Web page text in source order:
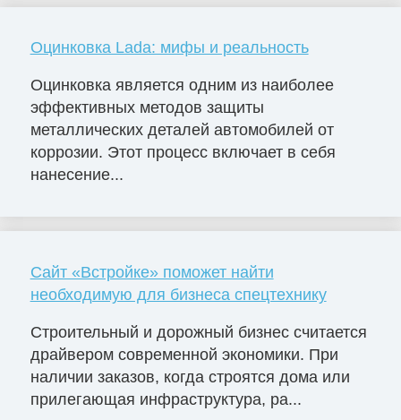
Оцинковка Lada: мифы и реальность
Оцинковка является одним из наиболее
эффективных методов защиты
металлических деталей автомобилей от
коррозии. Этот процесс включает в себя
нанесение...
Сайт «Встройке» поможет найти
необходимую для бизнеса спецтехнику
Строительный и дорожный бизнес считается
драйвером современной экономики. При
наличии заказов, когда строятся дома или
прилегающая инфраструктура, ра...